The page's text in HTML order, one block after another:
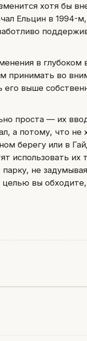
хотя бы
Ельцин в 1994-м,
в
принимать во
выше
проста — их
а потому, что
берегу или в
использовать их
не
вы